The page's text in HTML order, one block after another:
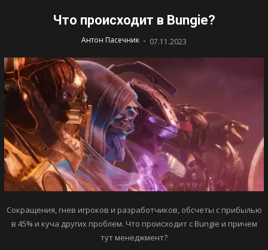
Что происходит в Bungie?
Антон Пасечник - 07.11.2023
Сокращения, гнев игроков и разработчиков, обсчеты с прибылью
в 45% и куча других проблем. Что происходит с Bungie и причем
тут менеджмент?